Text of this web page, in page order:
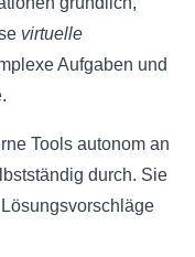
virtuelle
Aufgaben und
Tools autonom an
durch. Sie